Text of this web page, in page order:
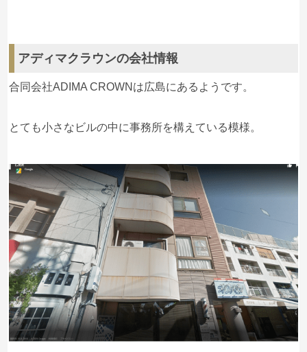
アディマクラウンの会社情報
合同会社ADIMA CROWNは広島にあるようです。
とても小さなビルの中に事務所を構えている模様。